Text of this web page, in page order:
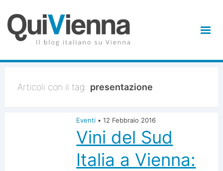
Articoli con il tag: presentazione
Eventi • 12 Febbraio 2016
Vini del Sud
Italia a Vienna: